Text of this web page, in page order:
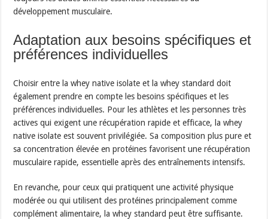
développement musculaire.
Adaptation aux besoins spécifiques et
préférences individuelles
Choisir entre la whey native isolate et la whey standard doit
également prendre en compte les besoins spécifiques et les
préférences individuelles. Pour les athlètes et les personnes très
actives qui exigent une récupération rapide et efficace, la whey
native isolate est souvent privilégiée. Sa composition plus pure et
sa concentration élevée en protéines favorisent une récupération
musculaire rapide, essentielle après des entraînements intensifs.
En revanche, pour ceux qui pratiquent une activité physique
modérée ou qui utilisent des protéines principalement comme
complément alimentaire, la whey standard peut être suffisante.